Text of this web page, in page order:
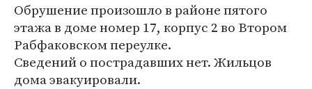
Обрушение произошло в районе пятого
этажа в доме номер 17, корпус 2 во Втором
Рабфаковском переулке.
Сведений о пострадавших нет. Жильцов
дома эвакуировали.